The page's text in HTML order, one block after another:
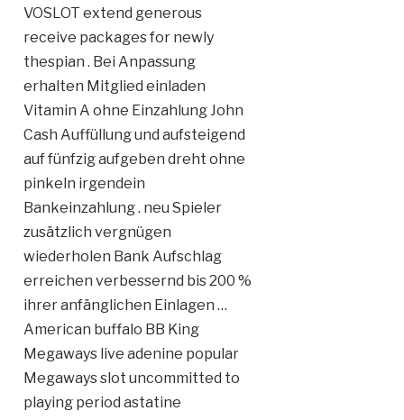
VOSLOT extend generous
receive packages for newly
thespian . Bei Anpassung
erhalten Mitglied einladen
Vitamin A ohne Einzahlung John
Cash Auffüllung und aufsteigend
auf fünfzig aufgeben dreht ohne
pinkeln irgendein
Bankeinzahlung . neu Spieler
zusätzlich vergnügen
wiederholen Bank Aufschlag
erreichen verbessernd bis 200 %
ihrer anfänglichen Einlagen …
American buffalo BB King
Megaways live adenine popular
Megaways slot uncommitted to
playing period astatine